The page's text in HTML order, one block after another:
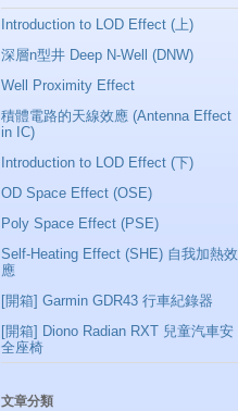
Introduction to LOD Effect (上)
深層n型井 Deep N-Well (DNW)
Well Proximity Effect
積體電路的天線效應 (Antenna Effect
in IC)
Introduction to LOD Effect (下)
OD Space Effect (OSE)
Poly Space Effect (PSE)
Self-Heating Effect (SHE) 自我加熱效
應
[開箱] Garmin GDR43 行車紀錄器
[開箱] Diono Radian RXT 兒童汽車安
全座椅
文章分類